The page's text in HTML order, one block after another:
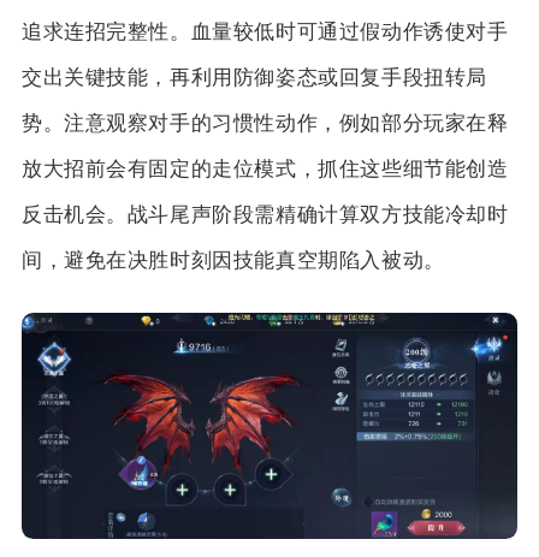
追求连招完整性。血量较低时可通过假动作诱使对手
交出关键技能，再利用防御姿态或回复手段扭转局
势。注意观察对手的习惯性动作，例如部分玩家在释
放大招前会有固定的走位模式，抓住这些细节能创造
反击机会。战斗尾声阶段需精确计算双方技能冷却时
间，避免在决胜时刻因技能真空期陷入被动。